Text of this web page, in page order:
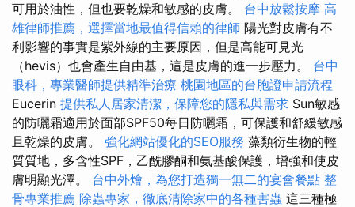
可用於油性，但也要乾燥和敏感的皮膚。 台中放鬆按摩 高
雄律師推薦，選擇當地最值得信賴的律師 陽光對皮膚有不
利影響的事實是紫外線的主要原因，但是高能可見光
（hevis）也會產生自由基，這是皮膚的進一步壓力。 台中
眼科，專業醫師提供精準治療 桃園地區的台胞證申請流程
Eucerin 提供私人居家清潔，保障您的隱私與需求 Sun敏感
的防曬霜適用於面部SPF50每日防曬霜，可保護和舒緩敏感
且乾燥的皮膚。 強化網站優化的SEO服務 藻類衍生物的輕
質質地，多含性SPF，乙酰膠酮和氨基酸保護，增強和使皮
膚明顯光澤。 台中外燴，為您打造獨一無二的宴會餐點 整
骨專業推薦 除蟲專家，徹底清除家中的各種害蟲 這三種極